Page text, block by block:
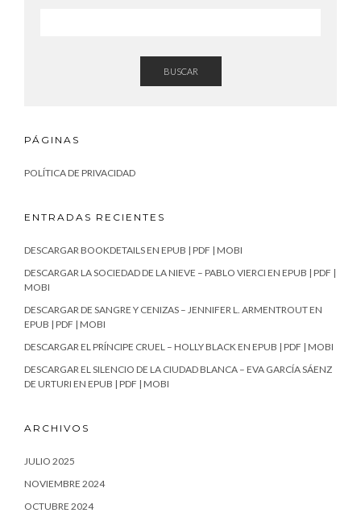
BUSCAR
PÁGINAS
POLÍTICA DE PRIVACIDAD
ENTRADAS RECIENTES
DESCARGAR BOOKDETAILS EN EPUB | PDF | MOBI
DESCARGAR LA SOCIEDAD DE LA NIEVE – PABLO VIERCI EN EPUB | PDF |
MOBI
DESCARGAR DE SANGRE Y CENIZAS – JENNIFER L. ARMENTROUT EN
EPUB | PDF | MOBI
DESCARGAR EL PRÍNCIPE CRUEL – HOLLY BLACK EN EPUB | PDF | MOBI
DESCARGAR EL SILENCIO DE LA CIUDAD BLANCA – EVA GARCÍA SÁENZ
DE URTURI EN EPUB | PDF | MOBI
ARCHIVOS
JULIO 2025
NOVIEMBRE 2024
OCTUBRE 2024